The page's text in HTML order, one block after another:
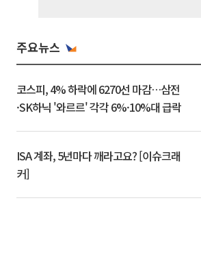
주요뉴스
코스피, 4% 하락에 6270선 마감…삼전
·SK하닉 '와르르' 각각 6%·10%대 급락
ISA 계좌, 5년마다 깨라고요? [이슈크래
커]